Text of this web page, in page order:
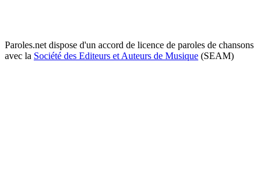
Paroles.net dispose d'un accord de licence de paroles de chansons
avec la Société des Editeurs et Auteurs de Musique (SEAM)